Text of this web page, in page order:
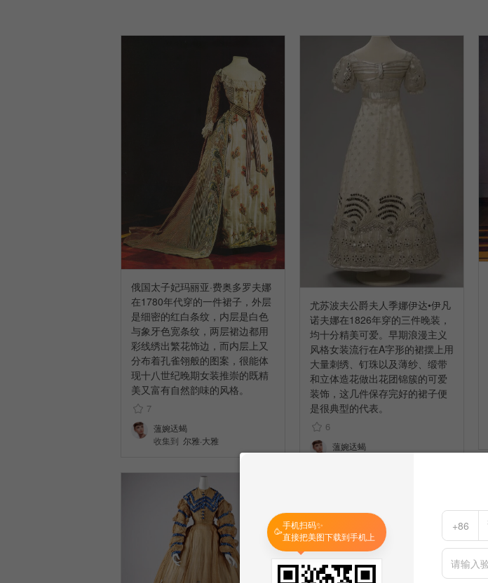
俄国太子妃玛丽亚·费奥多罗夫娜
在1780年代穿的一件裙子，外层
是细密的红白条纹，内层是白色
与象牙色宽条纹，两层裙边都用
彩线绣出繁花饰边，而内层上又
分布着孔雀翎般的图案，很能体
现十八世纪晚期女装推崇的既精
美又富有自然韵味的风格。 ​​​
7
薀婉迗蝎
收集到 尔雅·大雅
尤苏波夫公爵夫人季娜伊达•伊凡
诺夫娜在1826年穿的三件晚装，
均十分精美可爱。早期浪漫主义
风格女装流行在A字形的裙摆上用
大量刺绣、钉珠以及薄纱、缎带
和立体造花做出花团锦簇的可爱
装饰，这几件保存完好的裙子便
是很典型的代表。 ​​​
6
薀婉迗蝎
🥳手机扫码✨
直接把美图下载到手机上
+86